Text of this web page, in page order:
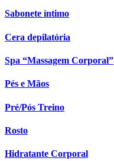
Sabonete íntimo
Cera depilatória
Spa “Massagem Corporal”
Pés e Mãos
Pré/Pós Treino
Rosto
Hidratante Corporal